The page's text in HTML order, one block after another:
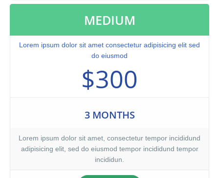
MEDIUM
Lorem ipsum dolor sit amet consectetur adipisicing elit sed
do eiusmod
$300
3 MONTHS
Lorem ipsum dolor sit amet, consectetur tempor incididund
adipisicing elit, sed do eiusmod tempor incididund tempor
incididun.